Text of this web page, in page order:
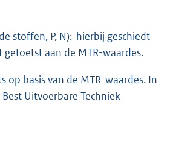
stoffen, P, N): hierbij geschiedt
aan de MTR-waardes.
basis van de MTR-waardes. In
Uitvoerbare Techniek